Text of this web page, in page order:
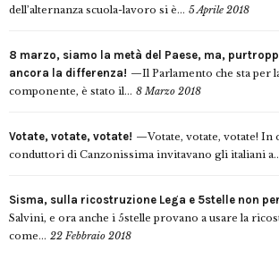
dell’alternanza scuola-lavoro si è... 5 Aprile 2018
8 marzo, siamo la metà del Paese, ma,
ancora la differenza!
Il Parlamento che sta per
componente, è stato il... 8 Marzo 2018
Votate, votate, votate!
Votate, votate, votate! In
conduttori di Canzonissima invitavano gli italiani
Sisma, sulla ricostruzione Lega e 5stelle non
Salvini, e ora anche i 5stelle provano a usare la
come... 22 Febbraio 2018